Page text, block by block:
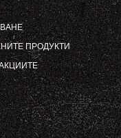
ПРОДУКТИ